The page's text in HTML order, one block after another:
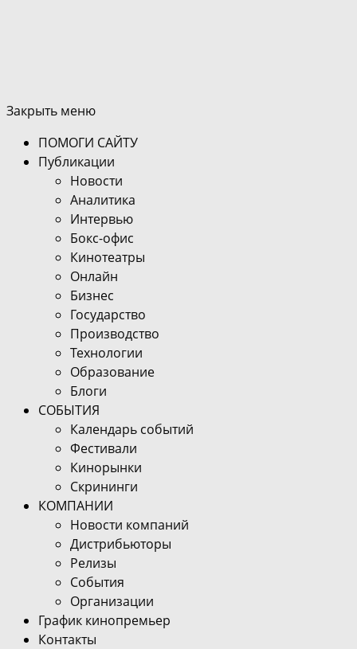
Закрыть меню
ПОМОГИ САЙТУ
Публикации
Новости
Аналитика
Интервью
Бокс-офис
Кинотеатры
Онлайн
Бизнес
Государство
Производство
Технологии
Образование
Блоги
СОБЫТИЯ
Календарь событий
Фестивали
Кинорынки
Скрининги
КОМПАНИИ
Новости компаний
Дистрибьюторы
Релизы
События
Организации
График кинопремьер
Контакты